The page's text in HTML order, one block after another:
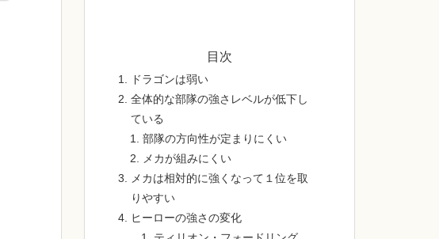
目次
ドラゴンは弱い
全体的な部隊の強さレベルが低下し
ている
部隊の方向性が定まりにくい
メカが組みにくい
メカは相対的に強くなって１位を取
りやすい
ヒーローの強さの変化